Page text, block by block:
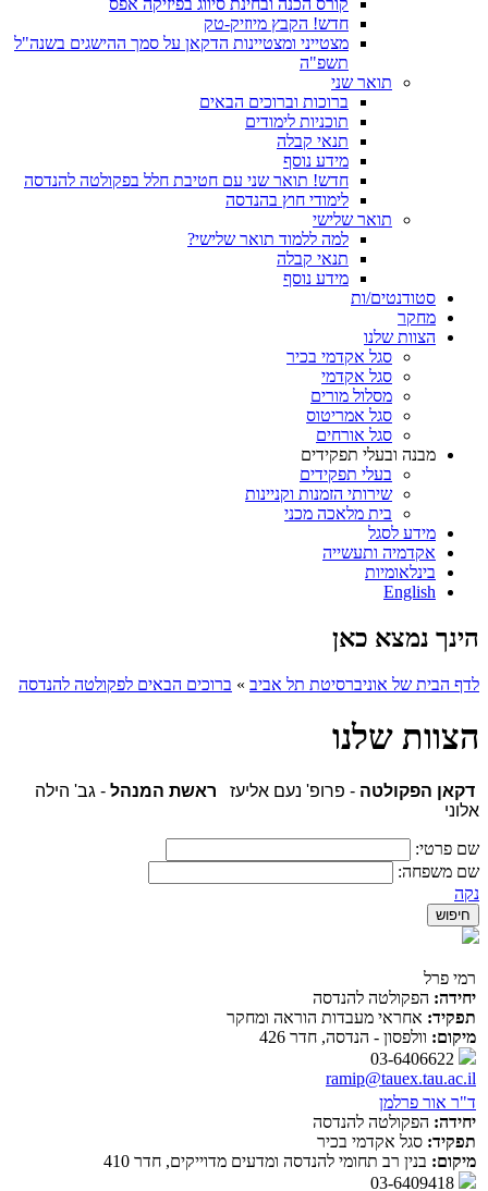
קורס הכנה ובחינת סיווג בפיזיקה אפס
חדש! הקבץ מיוזיק-טק
מצטייני ומצטיינות הדקאן על סמך ההישגים בשנה"ל
תשפ"ה
תואר שני
ברוכות וברוכים הבאים
תוכניות לימודים
תנאי קבלה
מידע נוסף
חדש! תואר שני עם חטיבת חלל בפקולטה להנדסה
לימודי חוץ בהנדסה
תואר שלישי
למה ללמוד תואר שלישי?
תנאי קבלה
מידע נוסף
סטודנטים/ות
מחקר
הצוות שלנו
סגל אקדמי בכיר
סגל אקדמי
מסלול מורים
סגל אמריטוס
סגל אורחים
מבנה ובעלי תפקידים
בעלי תפקידים
שירותי הזמנות וקניינות
בית מלאכה מכני
מידע לסגל
אקדמיה ותעשייה
בינלאומיות
English
הינך נמצא כאן
לדף הבית של אוניברסיטת תל אביב » ברוכים הבאים לפקולטה להנדסה
הצוות שלנו
דקאן הפקולטה - פרופ' נעם אליעז ראשת המנהל - גב' הילה
אלוני
שם פרטי:
שם משפחה:
נקה
רמי פרל
יחידה: הפקולטה להנדסה
תפקיד: אחראי מעבדות הוראה ומחקר
מיקום: וולפסון - הנדסה, חדר 426
ramip@tauex.tau.ac.il
ד"ר אור פרלמן
יחידה: הפקולטה להנדסה
תפקיד: סגל אקדמי בכיר
מיקום: בנין רב תחומי להנדסה ומדעים מדוייקים, חדר 410